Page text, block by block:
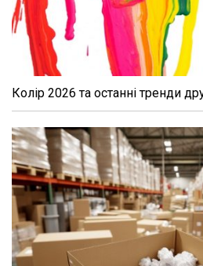
Колір 2026 та останні тренди